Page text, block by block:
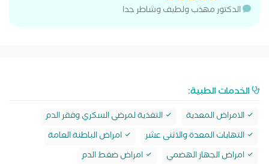
الدكتور مهذب ولطيف وشاطر جدا
الخدمات الطبية:
الامراض المعدية
التغذية لمرضى السكري وفقر الدم
التهابات المعدة والاثنى عشر
امراض الباطنة العامة
امراض الجهاز الهضمي
امراض ضغط الدم